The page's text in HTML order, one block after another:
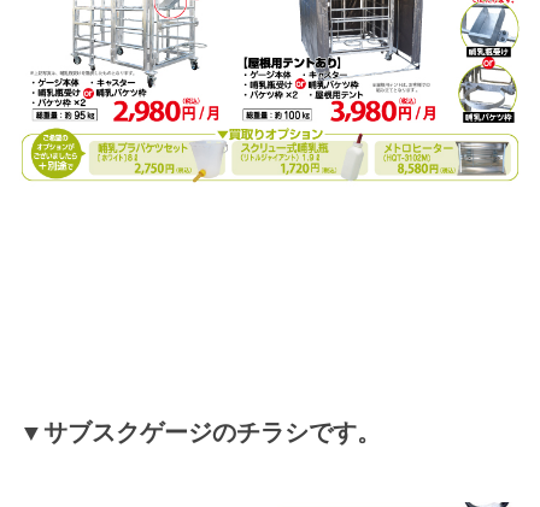
▼サブスクゲージのチラシです。